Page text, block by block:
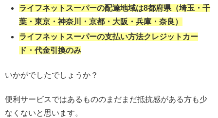
ライフネットスーパーの配達地域は8都府県（埼玉・千
葉・東京・神奈川・京都・大阪・兵庫・奈良）
ライフネットスーパーの支払い方法クレジットカー
ド・代金引換のみ
いかがでしたでしょうか？
便利サービスではあるもののまだまだ抵抗感がある方も少
なくないと思います。